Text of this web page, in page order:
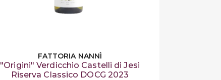
FATTORIA NANNÌ
"Origini" Verdicchio Castelli di Jesi
Riserva Classico DOCG 2023